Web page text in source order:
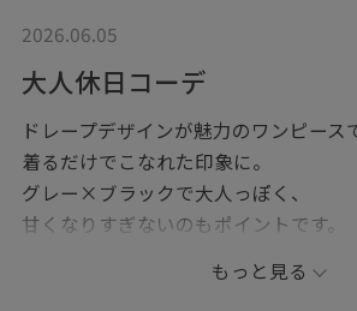
2026.06.05
大人休日コーデ
ドレープデザインが魅力のワンピースで
着るだけでこなれた印象に。
グレー×ブラックで大人っぽく、
甘くなりすぎないのもポイントです。
休日のおでかけからお食事まで幅広く
もっと見る